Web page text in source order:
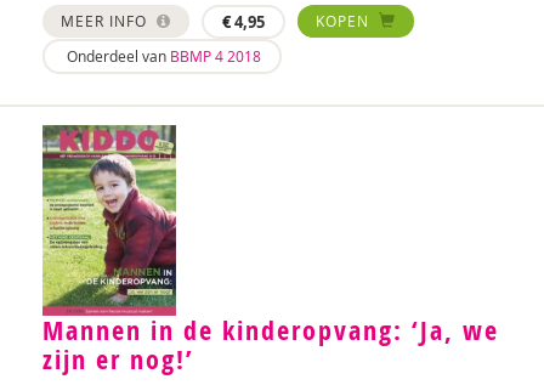
Maryse Broek
Kees Broekhof
Herman Broekhuizen
Martine Broekhuizen
Daphne Broer
Marik Broere
Miranda Bron
Lola Brouwer
MEER INFO €4,95
KOPEN
Onderdeel van BBMP 4 2018
Mannen in de kinderopvang: ‘Ja, we
zijn er nog!’